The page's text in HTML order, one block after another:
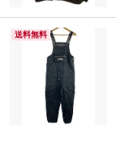
送料無料